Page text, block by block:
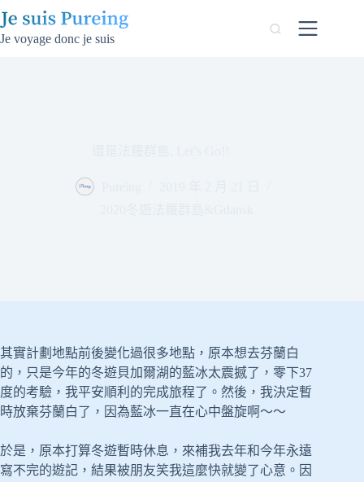
跳
至
Je voyage donc je suis
其實計劃地點前後變化過很多地點，原本想去芬蘭白
的，只是今年的冬遊貝加爾湖的藍冰太震撼了，零下37
度的考驗，我平安順利的完成旅程了。然後，我決定暫
時放棄芬蘭白了，因為藍冰一直在心中盤旋啊～～
於是，原本打算冬遊暫時休息，來補我去年和今年永遠
寫不完的遊記，結果被朋友笑我這麼快就變了心意。因